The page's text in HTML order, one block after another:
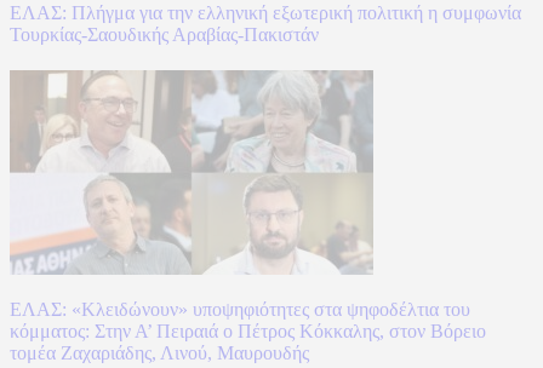
ΕΛΑΣ: Πλήγμα για την ελληνική εξωτερική πολιτική η συμφωνία
Τουρκίας-Σαουδικής Αραβίας-Πακιστάν
ΕΛΑΣ: «Κλειδώνουν» υποψηφιότητες στα ψηφοδέλτια του
κόμματος: Στην Α’ Πειραιά ο Πέτρος Κόκκαλης, στον Βόρειο
τομέα Ζαχαριάδης, Λινού, Μαυρουδής